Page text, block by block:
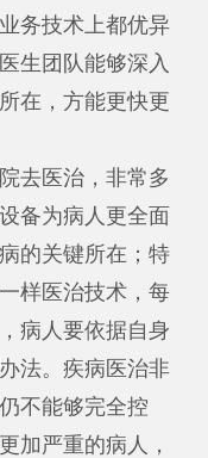
务技术上都优异
生团队能够深入
在，方能更快更
去医治，非常多
备为病人更全面
的关键所在；特
样医治技术，每
病人要依据自身
法。疾病医治非
不能够完全控
加严重的病人，